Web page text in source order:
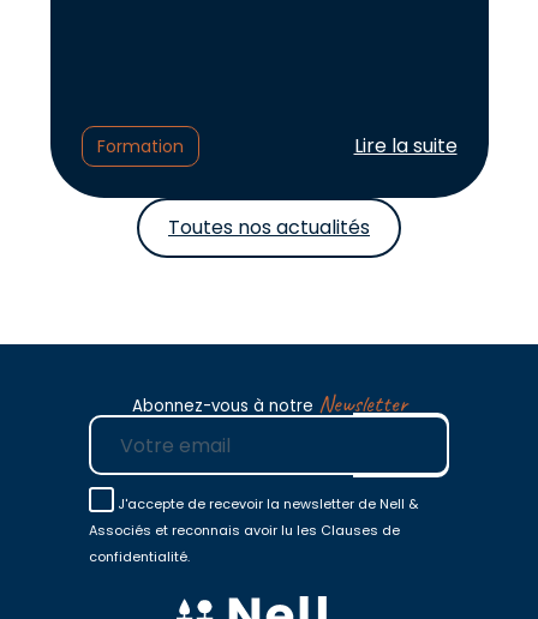
Formation Lire l'article :
Lire la suite
Toutes nos actualités
Abonnez-vous à notre Newsletter
E-mail
J'accepte de recevoir la newsletter de Nell &
Associés et reconnais avoir lu les Clauses de
confidentialité.